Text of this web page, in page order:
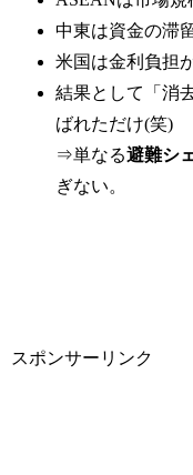
中東は資金の滞
米国は金利負担
結果として「消
ばれただけ(笑)
⇒単なる避難シ
ぎない。
スポンサーリンク